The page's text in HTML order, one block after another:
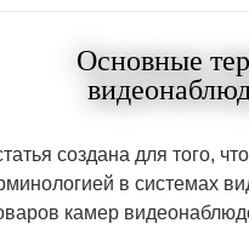
Основные
создана для того,
в системах
камер